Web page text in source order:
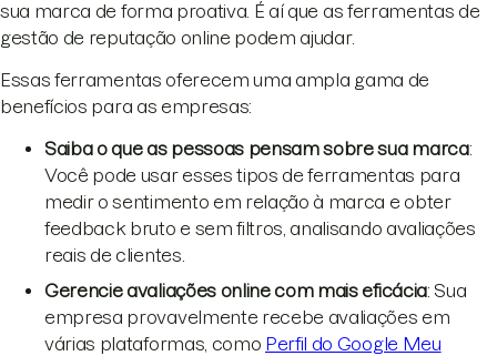
sua marca de forma proativa. É aí que as ferramentas de
gestão de reputação online podem ajudar.
Essas ferramentas oferecem uma ampla gama de
benefícios para as empresas:
Saiba o que as pessoas pensam sobre sua marca:
Você pode usar esses tipos de ferramentas para
medir o sentimento em relação à marca e obter
feedback bruto e sem filtros, analisando avaliações
reais de clientes.
Gerencie avaliações online com mais eficácia: Sua
empresa provavelmente recebe avaliações em
várias plataformas, como Perfil do Google Meu